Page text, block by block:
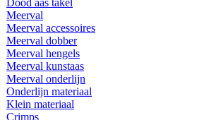
Dood aas takel
Meerval
Meerval accessoires
Meerval dobber
Meerval hengels
Meerval kunstaas
Meerval onderlijn
Onderlijn materiaal
Klein materiaal
Crimps